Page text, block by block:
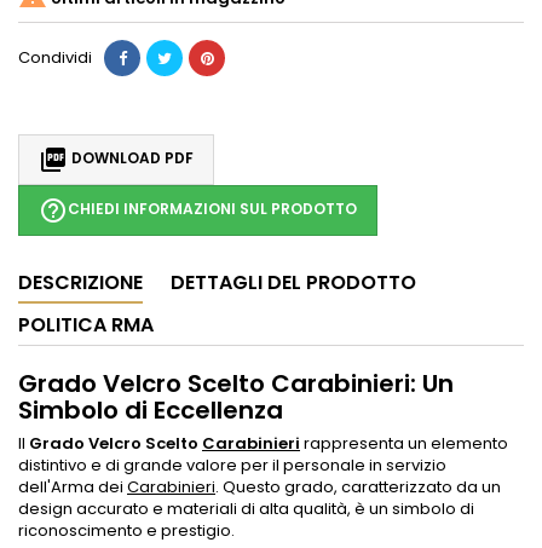
Condividi
 DOWNLOAD PDF
help_outlineCHIEDI INFORMAZIONI SUL PRODOTTO
DESCRIZIONE
DETTAGLI DEL PRODOTTO
POLITICA RMA
Grado Velcro Scelto Carabinieri: Un
Simbolo di Eccellenza
Il Grado Velcro Scelto Carabinieri rappresenta un elemento
distintivo e di grande valore per il personale in servizio
dell'Arma dei Carabinieri. Questo grado, caratterizzato da un
design accurato e materiali di alta qualità, è un simbolo di
riconoscimento e prestigio.